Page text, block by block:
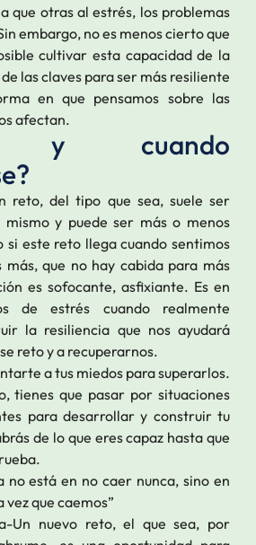
que otras al estrés, los problemas
embargo, no es menos cierto que
cultivar esta capacidad de la
las claves para ser más resiliente
en que pensamos sobre las
afectan.
y cuando
reto, del tipo que sea, suele ser
y puede ser más o menos
si este reto llega cuando sentimos
más, que no hay cabida para más
es sofocante, asfixiante. Es en
de estrés cuando realmente
la resiliencia que nos ayudará
reto y a recuperarnos.
a tus miedos para superarlos.
tienes que pasar por situaciones
para desarrollar y construir tu
de lo que eres capaz hasta que
no está en no caer nunca, sino en
que caemos”
Un nuevo reto, el que sea, por